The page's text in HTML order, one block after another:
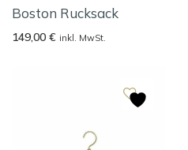
Boston Rucksack
149,00 € inkl. MwSt.